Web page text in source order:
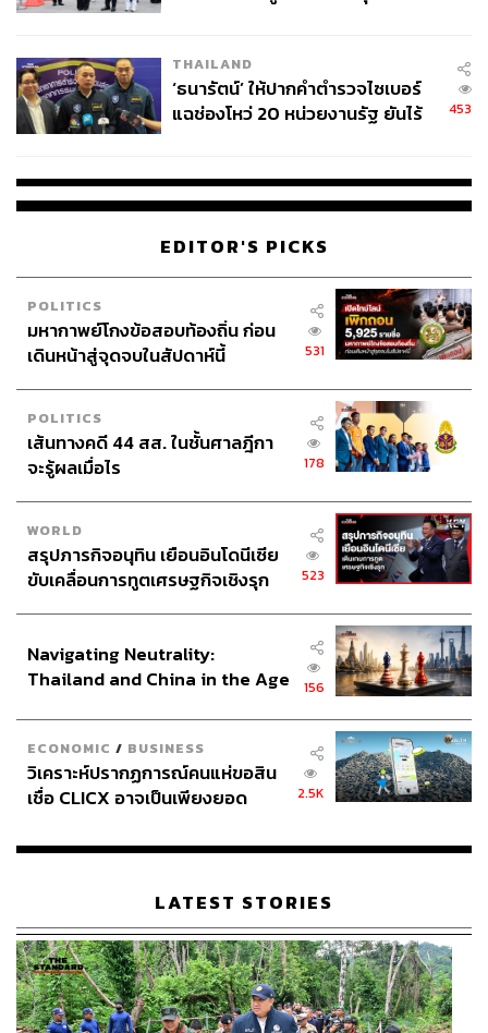
ABOUT THE AUTHOR
สุพัฒน์ ศิวะพรพันธ์
Content Creator ผู้หลงใหลในทุกศาสตร์และ
วัฒนธรรมของประเทศญี่ปุ่น
THAILAND
‘ธนารัตน์’ ให้ปากคำตำรวจไซเบอร์
แฉช่องโหว่ 20 หน่วยงานรัฐ ยันไร้
453
EDITOR'S PICKS
POLITICS
มหากาพย์โกงข้อสอบท้องถิ่น ก่อน
เดินหน้าสู่จุดจบในสัปดาห์นี้
531
POLITICS
เส้นทางคดี 44 สส. ในชั้นศาลฎีกา
จะรู้ผลเมื่อไร
178
WORLD
สรุปภารกิจอนุทิน เยือนอินโดนีเซีย
ขับเคลื่อนการทูตเศรษฐกิจเชิงรุก
523
Navigating Neutrality:
Thailand and China in the Age
156
ECONOMIC / BUSINESS
วิเคราะห์ปรากฏการณ์คนแห่ขอสิน
เชื่อ CLICX อาจเป็นเพียงยอด
เรือนไทยที่ถูกซุกไว้
2.5K
LATEST STORIES